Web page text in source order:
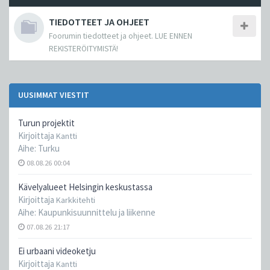
UUSIMMAT VIESTIT
Turun projektit
Kirjoittaja Kantti
Aihe: Turku
08.08.26 00:04
Kävelyalueet Helsingin keskustassa
Kirjoittaja Karkkitehti
Aihe: Kaupunkisuunnittelu ja liikenne
07.08.26 21:17
Ei urbaani videoketju
Kirjoittaja Kantti
TIEDOTTEET JA OHJEET
Foorumin tiedotteet ja ohjeet. LUE ENNEN
REKISTERÖITYMISTÄ!